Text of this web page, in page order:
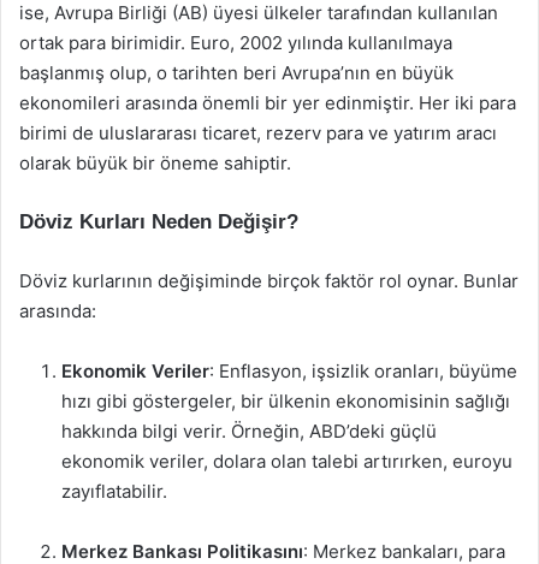
ise, Avrupa Birliği (AB) üyesi ülkeler tarafından kullanılan
ortak para birimidir. Euro, 2002 yılında kullanılmaya
başlanmış olup, o tarihten beri Avrupa’nın en büyük
ekonomileri arasında önemli bir yer edinmiştir. Her iki para
birimi de uluslararası ticaret, rezerv para ve yatırım aracı
olarak büyük bir öneme sahiptir.
Döviz Kurları Neden Değişir?
Döviz kurlarının değişiminde birçok faktör rol oynar. Bunlar
arasında:
Ekonomik Veriler: Enflasyon, işsizlik oranları, büyüme
hızı gibi göstergeler, bir ülkenin ekonomisinin sağlığı
hakkında bilgi verir. Örneğin, ABD’deki güçlü
ekonomik veriler, dolara olan talebi artırırken, euroyu
zayıflatabilir.
Merkez Bankası Politikasını: Merkez bankaları, para